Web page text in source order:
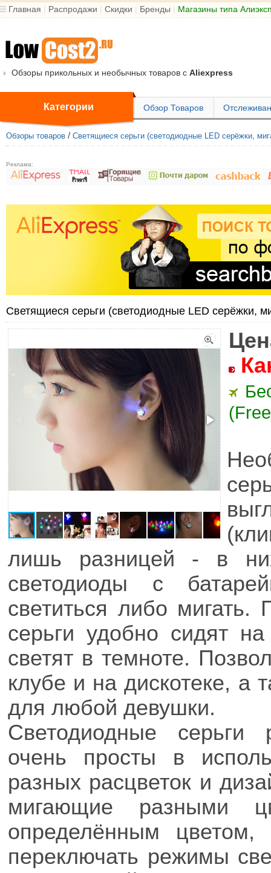
Главная | Распродажи | Скидки | Бренды | Магазины типа
Обзоры прикольных и необычных товаров с Aliexpress
Категории Обзор Товаров
Обзоры товаров / Светящиеся серьги (светодиодные LED серёжки,
Реклама:
Светящиеся серьги (светодиодные LED серёжки,
лишь разницей - в
светодиоды с
светиться либо мигать.
серьги удобно сидят
светят в темноте.
клубе и на дискотеке, а
для любой девушки.
Светодиодные серьги
очень просты в
разных расцветок и
мигающие разными
определённым
переключать режимы